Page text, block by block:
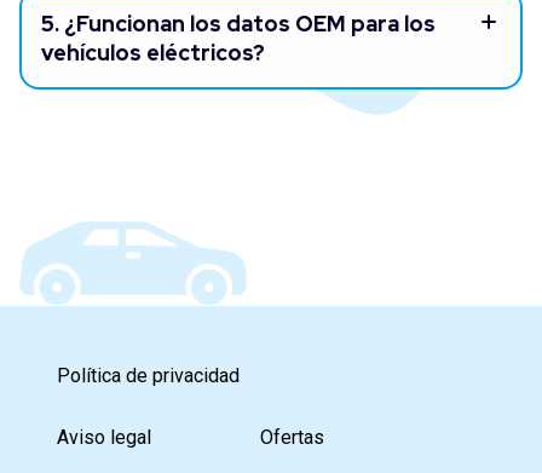
5. ¿Funcionan los datos OEM para los
vehículos eléctricos?
Política de privacidad
Aviso legal Ofertas